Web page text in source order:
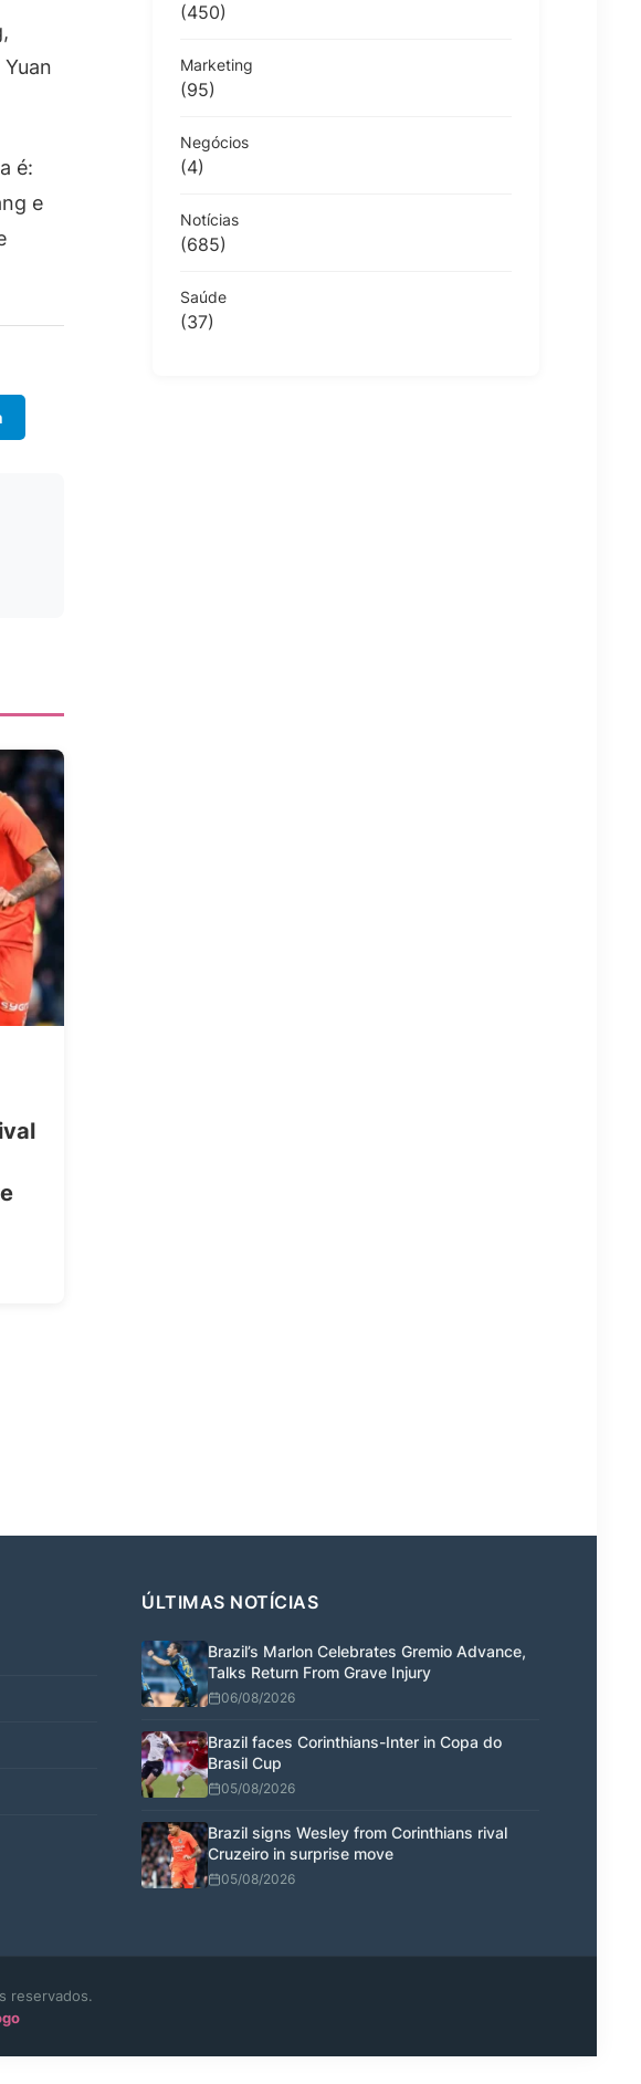
é:
e
(450)
Marketing
(95)
Negócios
(4)
Notícias
(685)
Saúde
(37)
ÚLTIMAS NOTÍCIAS
Brazil’s Marlon Celebrates Gremio Advance,
Talks Return From Grave Injury
06/08/2026
Brazil faces Corinthians-Inter in Copa do
Brasil Cup
05/08/2026
Brazil signs Wesley from Corinthians rival
Cruzeiro in surprise move
05/08/2026
reservados.